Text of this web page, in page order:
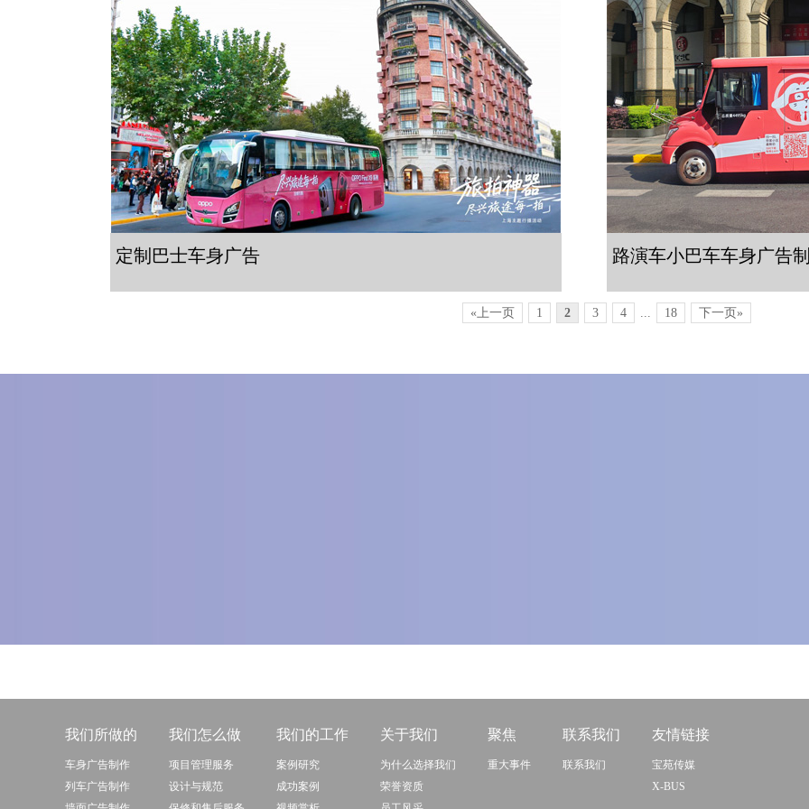
定制巴士车身广告 路演车小巴车车身广告
«上一页 1 2 3 4 18 下一页»
我们所做的
车身广告制作
列车广告制作
我们怎么做
项目管理服务
设计与规范
我们的工作
案例研究
成功案例
关于我们
为什么选择我们
荣誉资质
聚焦
重大事件
联系我们
联系我们
友情链接
宝苑传媒
X-BUS